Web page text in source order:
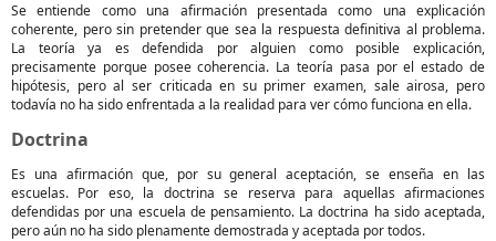
Se entiende como una afirmación presentada como una explicación
coherente, pero sin pretender que sea la respuesta definitiva al problema.
La teoría ya es defendida por alguien como posible explicación,
precisamente porque posee coherencia. La teoría pasa por el estado de
hipótesis, pero al ser criticada en su primer examen, sale airosa, pero
todavía no ha sido enfrentada a la realidad para ver cómo funciona en ella.
Doctrina
Es una afirmación que, por su general aceptación, se enseña en las
escuelas. Por eso, la doctrina se reserva para aquellas afirmaciones
defendidas por una escuela de pensamiento. La doctrina ha sido aceptada,
pero aún no ha sido plenamente demostrada y aceptada por todos.